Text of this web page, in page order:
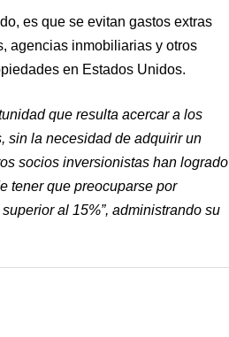
es que se evitan gastos extras
agencias inmobiliarias y otros
en Estados Unidos.
que resulta acercar a los
sin la necesidad de adquirir un
socios inversionistas han logrado
tener que preocuparse por
al 15%”, administrando su